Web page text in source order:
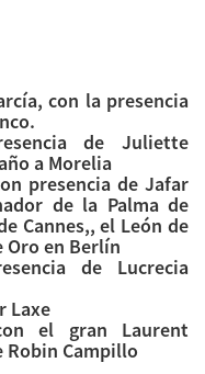
con la presencia
de Juliette
a Morelia
presencia de Jafar
de la Palma de
Cannes,, el León de
Oro en Berlín
de Lucrecia
Laxe
el gran Laurent
Robin Campillo